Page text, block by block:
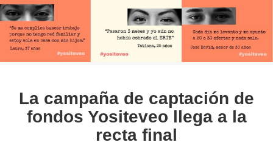
La campaña de captación de
fondos Yositeveo llega a la
recta final